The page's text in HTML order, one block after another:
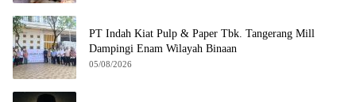
PT Indah Kiat Pulp & Paper Tbk. Tangerang Mill
Dampingi Enam Wilayah Binaan
05/08/2026